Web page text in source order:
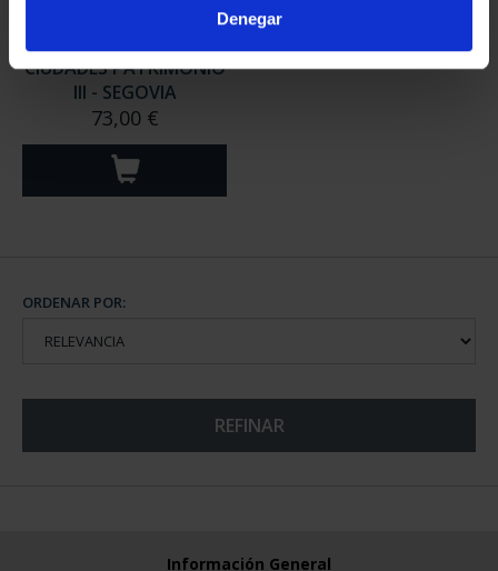
Denegar
CIUDADES PATRIMONIO
III - SEGOVIA
73,00 €
ORDENAR POR:
REFINAR
Información General